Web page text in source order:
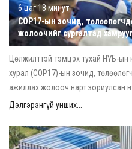
6 цаг 18 минут
COP17-ын зочид,
жолоочийг сургалтад
Цөлжилттэй тэмцэх тухай НҮБ-ын
хурал (COP17)-ын зочид,
ажиллах жолооч нарт зориулсан
Дэлгэрэнгүй унших...